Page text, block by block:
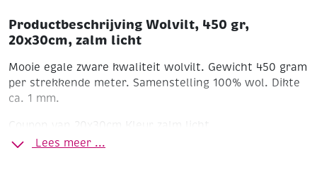
Productbeschrijving Wolvilt, 450 gr,
20x30cm, zalm licht
Mooie egale zware kwaliteit wolvilt. Gewicht 450 gram
per strekkende meter. Samenstelling 100% wol. Dikte
ca. 1 mm.
Coupon van 20x30cm
Lees meer ...